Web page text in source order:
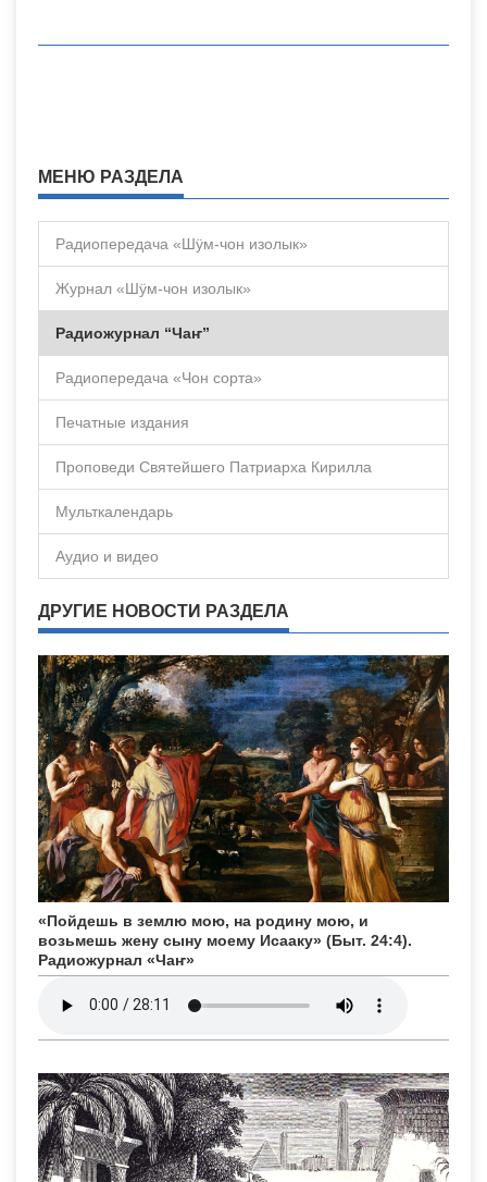
МЕНЮ РАЗДЕЛА
Радиопередача «Шÿм-чон изолык»
Журнал «Шÿм-чон изолык»
Радиожурнал “Чаҥ”
Радиопередача «Чон сорта»
Печатные издания
Проповеди Святейшего Патриарха Кирилла
Мульткалендарь
Аудио и видео
ДРУГИЕ НОВОСТИ РАЗДЕЛА
«Пойдешь в землю мою, на родину мою, и
возьмешь жену сыну моему Исааку» (Быт. 24:4).
Радиожурнал «Чаҥ»